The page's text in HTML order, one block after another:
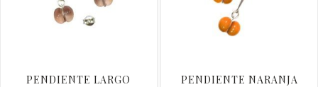
PENDIENTE LARGO
PENDIENTE NARANJA